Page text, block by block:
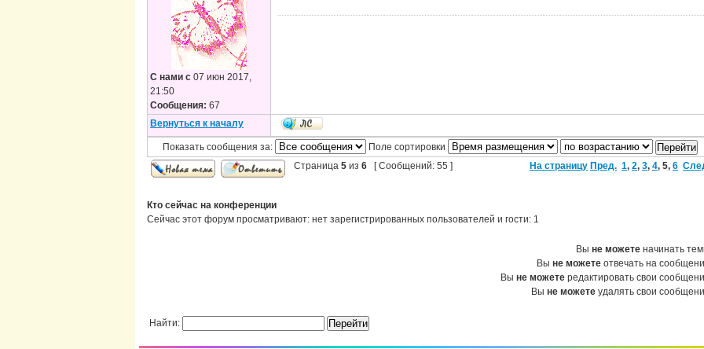
С нами с 07 июн 2017,
21:50
Сообщения: 67
Вернуться к началу
Показать сообщения за:
Поле сортировки
Страница 5 из 6 [ Сообщений: 55 ] На страницу Пред. 1, 2, 3, 4, 5, 6
Кто сейчас на конференции
Сейчас этот форум просматривают: нет зарегистрированных пользователей и гости: 1
Вы не можете начинать
Вы не можете отвечать на
Вы не можете редактировать свои
Вы не можете удалять свои
Найти: